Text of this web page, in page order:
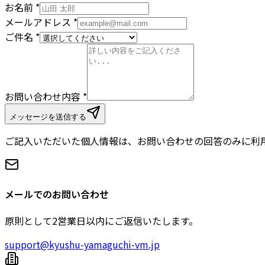
お名前 *
メールアドレス *
ご件名 *
お問い合わせ内容 *
メッセージを送信する
ご記入いただいた個人情報は、お問い合わせの回答のみに利
メールでのお問い合わせ
原則として2営業日以内にご返信いたします。
support@kyushu-yamaguchi-vm.jp